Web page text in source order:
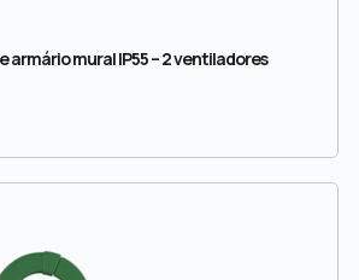
armário mural IP55 – 2 ventiladores